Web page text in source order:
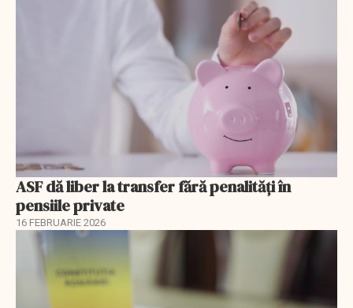
ASF dă liber la transfer fără penalități în
pensiile private
16 FEBRUARIE 2026